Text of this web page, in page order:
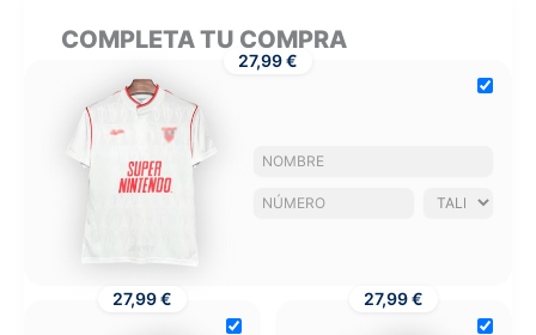
COMPLETA TU COMPRA
27,99 €
27,99 € 27,99 €